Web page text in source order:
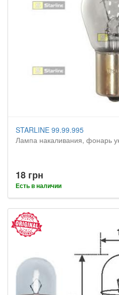
STARLINE 99.99.995
Лампа накаливания, фонарь
18 грн
Есть в наличии